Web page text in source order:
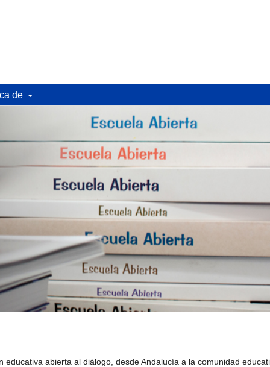
de
educativa abierta al diálogo, desde Andalucía a la comunidad